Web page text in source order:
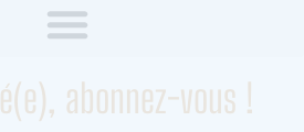
abonnez-vous !